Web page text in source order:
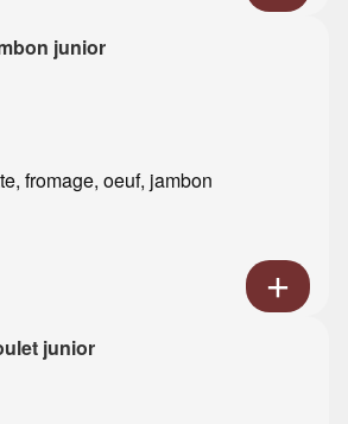
junior
fromage, oeuf, jambon
junior